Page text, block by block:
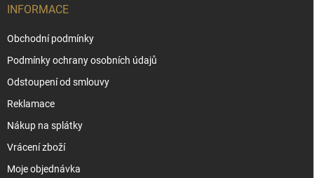
INFORMACE
Obchodní podmínky
Podmínky ochrany osobních údajů
Odstoupení od smlouvy
Reklamace
Nákup na splátky
Vrácení zboží
Moje objednávka